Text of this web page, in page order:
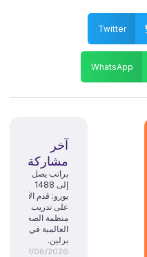
Twitter
WhatsApp
آخر
مشاركة
براتب يصل
إلى 1488
يورو: قدم الآن
على تدريب
منظمة الصحة
العالمية في
برلين.
07/08/2026